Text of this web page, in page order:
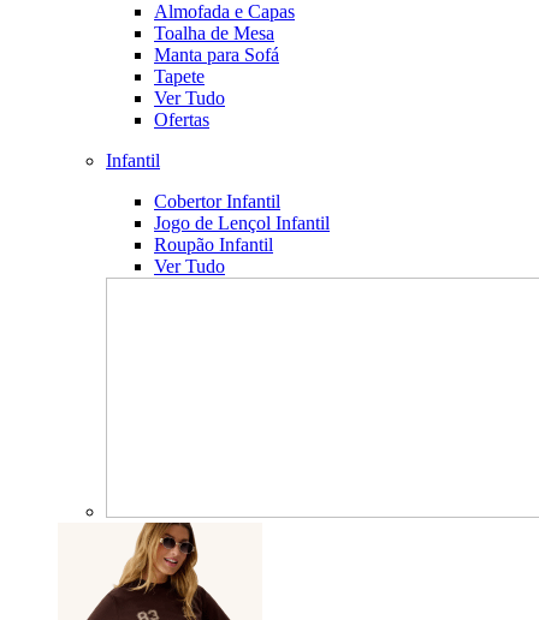
Almofada e Capas
Toalha de Mesa
Manta para Sofá
Tapete
Ver Tudo
Ofertas
Infantil
Cobertor Infantil
Jogo de Lençol Infantil
Roupão Infantil
Ver Tudo